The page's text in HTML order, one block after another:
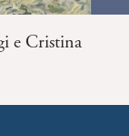
e Cristina